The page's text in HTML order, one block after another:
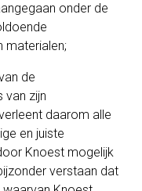
onder de
materialen;
de
van zijn
daarom alle
en juiste
Knoest mogelijk
verstaan dat